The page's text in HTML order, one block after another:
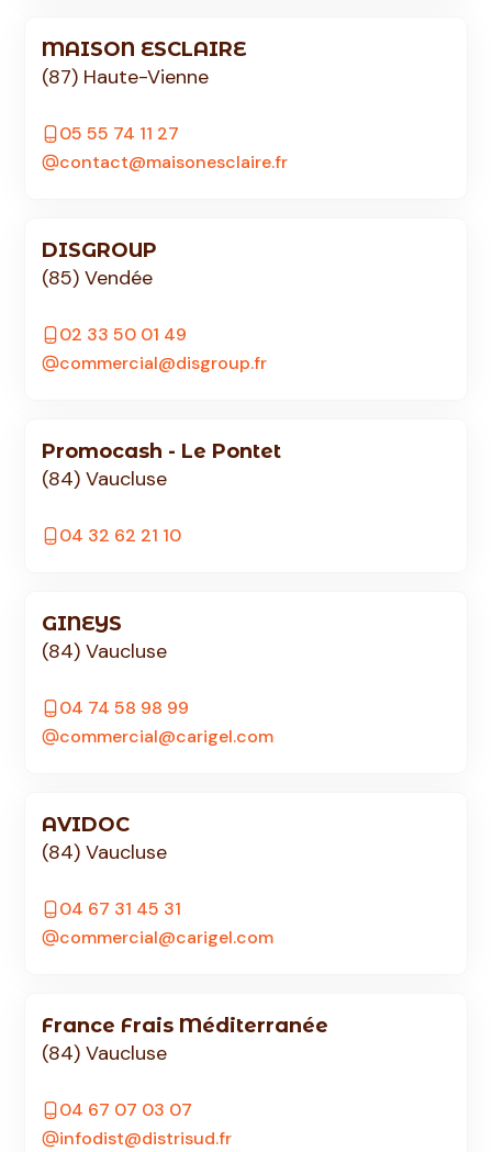
MAISON ESCLAIRE
(87) Haute-Vienne
05 55 74 11 27
contact@maisonesclaire.fr
DISGROUP
(85) Vendée
02 33 50 01 49
commercial@disgroup.fr
Promocash - Le Pontet
(84) Vaucluse
04 32 62 21 10
GINEYS
(84) Vaucluse
04 74 58 98 99
commercial@carigel.com
AVIDOC
(84) Vaucluse
04 67 31 45 31
commercial@carigel.com
France Frais Méditerranée
(84) Vaucluse
04 67 07 03 07
infodist@distrisud.fr